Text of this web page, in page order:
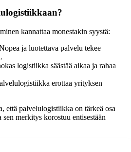
kannattaa monestakin syystä:
ja luotettava palvelu tekee
logistiikka säästää aikaa ja rahaa
erottaa yrityksen
että palvelulogistiikka on tärkeä osa
merkitys korostuu entisestään